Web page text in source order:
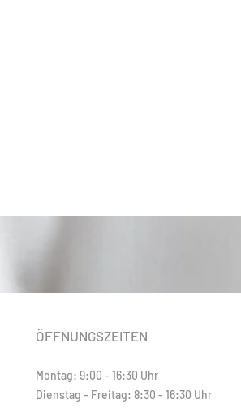
ÖFFNUNGSZEITEN
Montag: 9:00 - 16:30 Uhr
Dienstag - Freitag: 8:30 - 16:30 Uhr